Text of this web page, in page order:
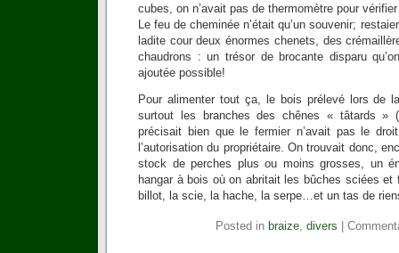
cubes, on n’avait pas de thermomètre pour
Le feu de cheminée n’était qu’un souvenir;
ladite cour deux énormes chenets, des
chaudrons : un trésor de brocante disparu
ajoutée possible!
Pour alimenter tout ça, le bois prélevé lors de
surtout les branches des chênes « tâtards »
précisait bien que le fermier n’avait pas le
l’autorisation du propriétaire. On trouvait donc,
stock de perches plus ou moins grosses, un
hangar à bois où on abritait les bûches sciées
billot, la scie, la hache, la serpe…et un tas de
Posted in braize, divers